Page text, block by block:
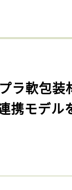
ラ軟包装
携モデル